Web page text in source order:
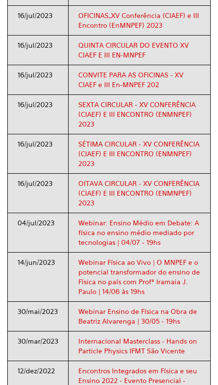
16/jul/2023
OFICINAS_XV Conferência (CIAEF) e III
Encontro (EnMNPEF) 2023
16/jul/2023
QUINTA CIRCULAR DO EVENTO XV
CIAEF E III EN-MNPEF
16/jul/2023
CONVITE PARA AS OFICINAS - XV
CIAEF e III En-MNPEF 202
16/jul/2023
SEXTA CIRCULAR - XV CONFERÊNCIA
(CIAEF) E III ENCONTRO (ENMNPEF)
2023
16/jul/2023
SÉTIMA CIRCULAR - XV CONFERÊNCIA
(CIAEF) E III ENCONTRO (ENMNPEF)
2023
16/jul/2023
OITAVA CIRCULAR - XV CONFERÊNCIA
(CIAEF) E III ENCONTRO (ENMNPEF)
2023
04/jul/2023
Webinar: Ensino Médio em Debate: A
física no ensino médio mediado por
tecnologias | 04/07 - 19hs
14/jun/2023
Webinar Física ao Vivo | O MNPEF e o
potencial transformador do ensino de
Física no país com Profª Iramaia J.
Paulo | 14/06 às 19hs
30/mai/2023
Webinar Ensino de Física na Obra de
Beatriz Alvarenga | 30/05 - 19hs
30/mar/2023
Internacional Masterclass - Hands on
Particle Physics IFMT São Vicente
12/dez/2022
Encontros Integrados em Física e seu
Ensino 2022 - Evento Presencial -